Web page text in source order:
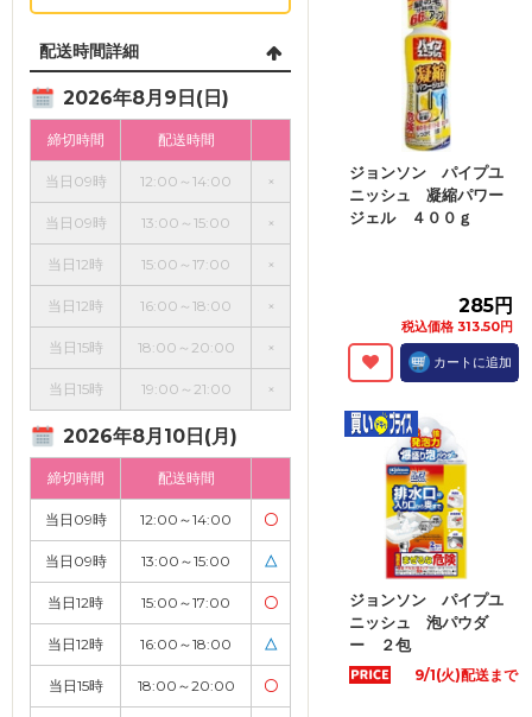
配送時間詳細
2026年8月9日(日)
締切時間 配送時間
当日09時 12:00～14:00 ×
当日09時 13:00～15:00 ×
当日12時 15:00～17:00 ×
当日12時 16:00～18:00 ×
当日15時 18:00～20:00 ×
当日15時 19:00～21:00 ×
2026年8月10日(月)
締切時間 配送時間
当日09時 12:00～14:00 〇
当日09時 13:00～15:00 △
当日12時 15:00～17:00 〇
当日12時 16:00～18:00 △
当日15時 18:00～20:00 〇
ジョンソン パイプユ
ニッシュ 凝縮パワー
ジェル ４００ｇ
285円
税込価格 313.50円
カートに追加
ジョンソン パイプユ
ニッシュ 泡パウダ
ー ２包
9/1(火)配送まで